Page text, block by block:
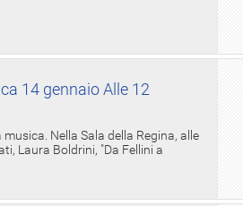
14 gennaio Alle 12
Nella Sala della Regina, alle
Laura Boldrini, "Da Fellini a